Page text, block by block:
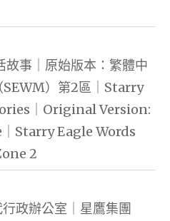
故事｜原始版本：繁體中
SEWM）第2區｜Starry
｜Original Version:
Starry Eagle Words
2
政辦公室｜星鷹集團